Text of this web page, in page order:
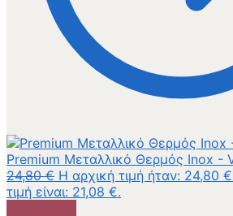
Premium Μεταλλικό Θερμός Inox -
24,80€ Η αρχική τιμή ήταν: 24,80
τιμή είναι: 21,08 €.